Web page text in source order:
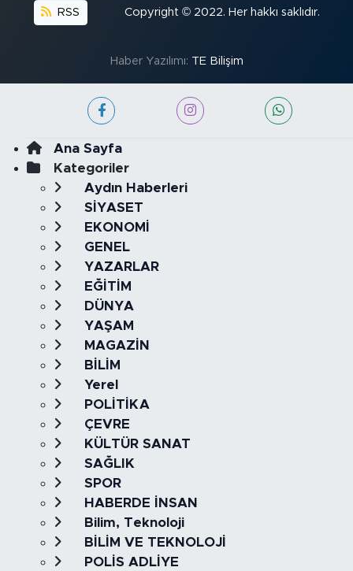
RSS Copyright © 2022. Her hakkı saklıdır.
Haber Yazılımı: TE Bilişim
Ana Sayfa
Kategoriler
Aydın Haberleri
SİYASET
EKONOMİ
GENEL
YAZARLAR
EĞİTİM
DÜNYA
YAŞAM
MAGAZİN
BİLİM
Yerel
POLİTİKA
ÇEVRE
KÜLTÜR SANAT
SAĞLIK
SPOR
HABERDE İNSAN
Bilim, Teknoloji
BİLİM VE TEKNOLOJİ
POLİS ADLİYE